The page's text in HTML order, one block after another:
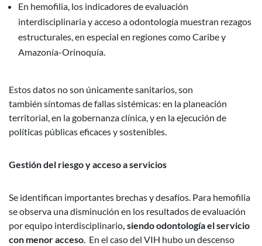
En hemofilia, los indicadores de evaluación
interdisciplinaria y acceso a odontología muestran rezagos
estructurales, en especial en regiones como Caribe y
Amazonía-Orinoquía.
Estos datos no son únicamente sanitarios, son
también síntomas de fallas sistémicas: en la planeación
territorial, en la gobernanza clínica, y en la ejecución de
políticas públicas eficaces y sostenibles.
Gestión del riesgo y acceso a servicios
Se identifican importantes brechas y desafíos. Para hemofilia
se observa una disminución en los resultados de evaluación
por equipo interdisciplinario, siendo odontología el servicio
con menor acceso. En el caso del VIH hubo un descenso